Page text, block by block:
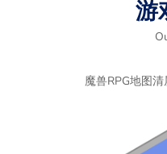
游
魔兽RPG地图